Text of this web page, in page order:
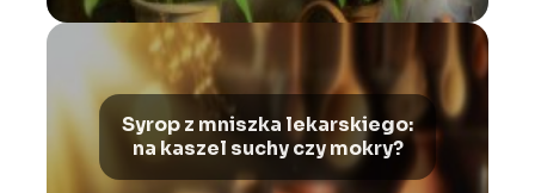
Syrop z mniszka lekarskiego:
na kaszel suchy czy mokry?